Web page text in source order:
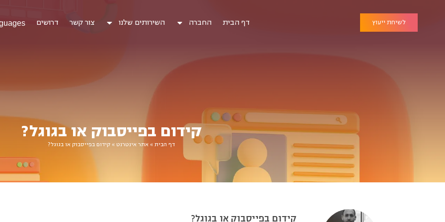
לשיחת ייעוץ דף הבית החברה השירותים שלנו צור קשר דרושים
קידום בפייסבוק או בגוגל?
דף הבית » אתר אינטרנט » קידום בפייסבוק או בגוגל?
קידום בפייסבוק או בגוגל?